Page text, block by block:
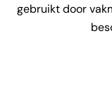
gebruikt door